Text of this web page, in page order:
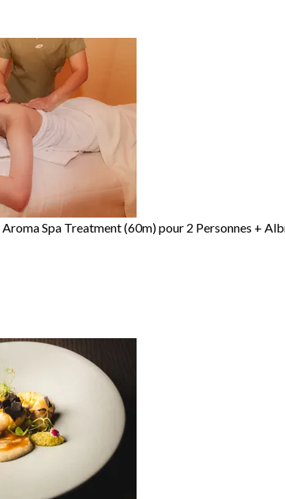
Spa Treatment (60m) pour 2 Personnes +